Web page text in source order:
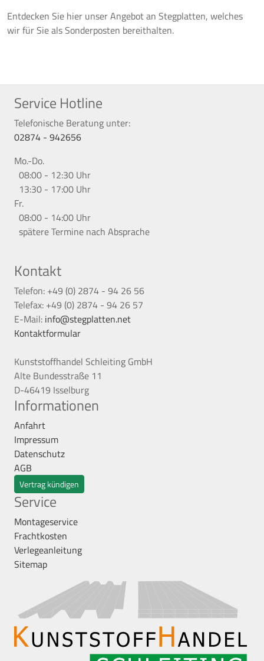
Entdecken Sie hier unser Angebot an Stegplatten, welches
wir für Sie als Sonderposten bereithalten.
Service Hotline
Telefonische Beratung unter:
02874 - 942656
Mo.-Do.
08:00 - 12:30 Uhr
13:30 - 17:00 Uhr
Fr.
08:00 - 14:00 Uhr
spätere Termine nach Absprache
Kontakt
Telefon: +49 (0) 2874 - 94 26 56
Telefax: +49 (0) 2874 - 94 26 57
E-Mail: info@stegplatten.net
Kontaktformular
Kunststoffhandel Schleiting GmbH
Alte Bundesstraße 11
D-46419 Isselburg
Informationen
Anfahrt
Impressum
Datenschutz
AGB
Vertrag kündigen
Service
Montageservice
Frachtkosten
Verlegeanleitung
Sitemap